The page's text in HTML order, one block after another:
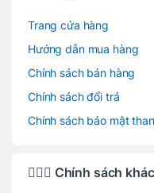
Trang cửa hàng
Hướng dẫn mua hàng
Chính sách bán hàng
Chính sách đổi trả
Chính sách bảo mật
🙋🏻‍♂️ Chính sách